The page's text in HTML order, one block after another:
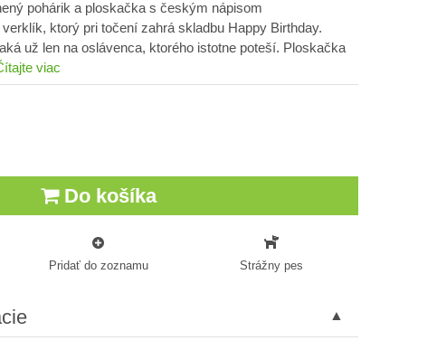
pohárik a ploskačka s českým nápisom
ktorý pri točení zahrá skladbu Happy Birthday.
už len na oslávenca, ktorého istotne poteší. Ploskačka
viac
Do košíka
Pridať do zoznamu Strážny pes